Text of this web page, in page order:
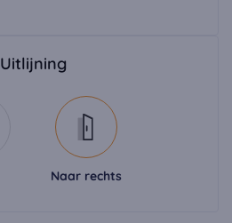
Uitlijning
Naar rechts